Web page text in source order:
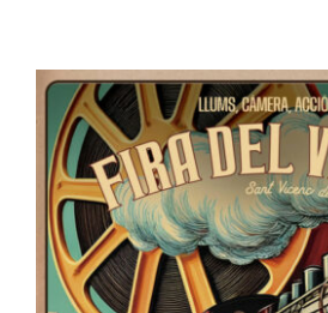
View Larger Image